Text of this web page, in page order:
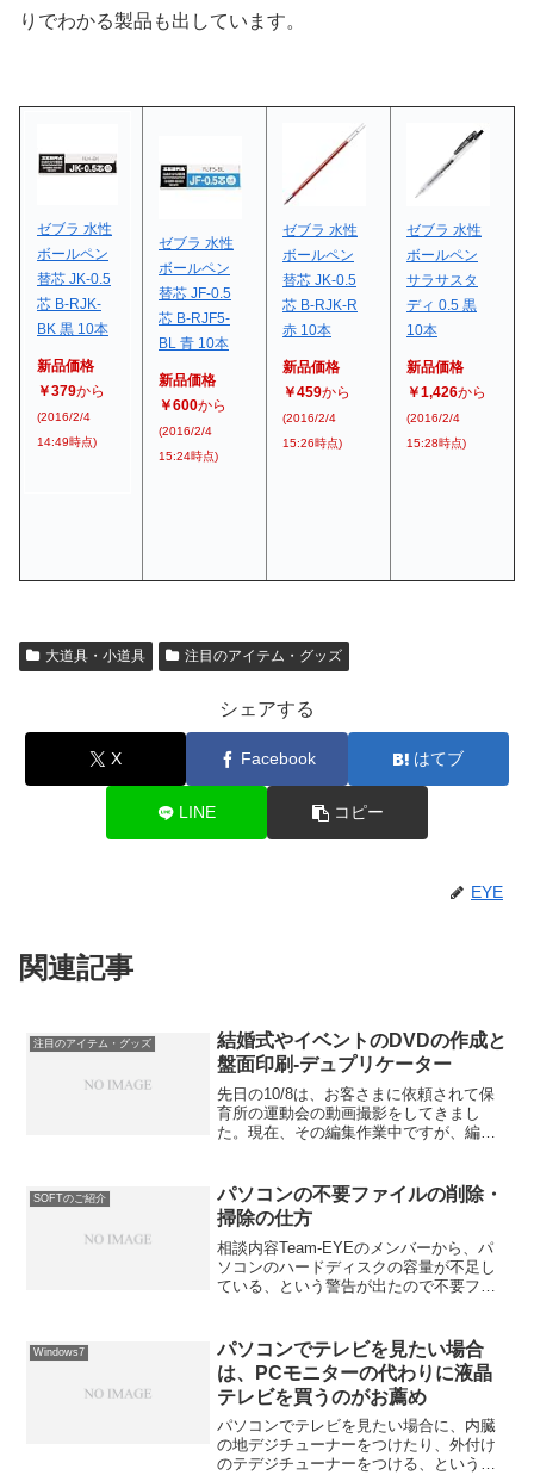
りでわかる製品も出しています。
ゼブラ 水性
ボールペン
替芯 JK-0.5
芯 B-RJK-
BK 黒 10本
新品価格
￥379から
(2016/2/4
14:49時点)
ゼブラ 水性
ボールペン
替芯 JF-0.5
芯 B-RJF5-
BL 青 10本
新品価格
￥600から
(2016/2/4
15:24時点)
ゼブラ 水性
ボールペン
替芯 JK-0.5
芯 B-RJK-R
赤 10本
新品価格
￥459から
(2016/2/4
15:26時点)
ゼブラ 水性
ボールペン
サラサスタ
ディ 0.5 黒
10本
新品価格
￥1,426から
(2016/2/4
15:28時点)
大道具・小道具 注目のアイテム・グッズ
シェアする
X Facebook はてブ
LINE コピー
EYE
関連記事
注目のアイテム・グッズ
結婚式やイベントのDVDの作成と
盤面印刷-デュプリケーター
先日の10/8は、お客さまに依頼されて保
育所の運動会の動画撮影をしてきまし
た。現在、その編集作業中ですが、編集
印刷します。大量の場合は、マスター
DVDを作成して業者...
SOFTのご紹介
パソコンの不要ファイルの削除・
掃除の仕方
相談内容Team-EYEのメンバーから、パ
ソコンのハードディスクの容量が不足し
ている、という警告が出たので不要ファ
相談を受けました。そこで、私が使って
いるソフトを紹介して...
Windows7
パソコンでテレビを見たい場合
は、PCモニターの代わりに液晶
テレビを買うのがお薦め
パソコンでテレビを見たい場合に、内臓
の地デジチューナーをつけたり、外付け
のテデジチューナーをつける、というの